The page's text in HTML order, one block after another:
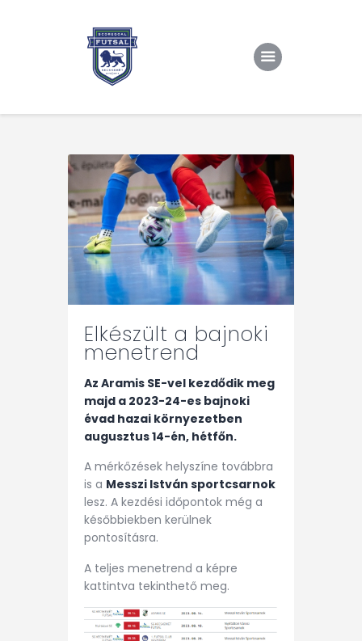
Rólunk/TAO
Eredmények, csapat
Hírek
Kapcsolat
Elkészült a bajnoki
menetrend
Az Aramis SE-vel kezdődik meg
majd a 2023-24-es bajnoki
évad hazai környezetben
augusztus 14-én, hétfőn.
A mérkőzések helyszíne továbbra
is a Messzi István sportcsarnok
lesz. A kezdési időpontok még a
későbbiekben kerülnek
pontosításra.
A teljes menetrend a képre
kattintva tekinthető meg.